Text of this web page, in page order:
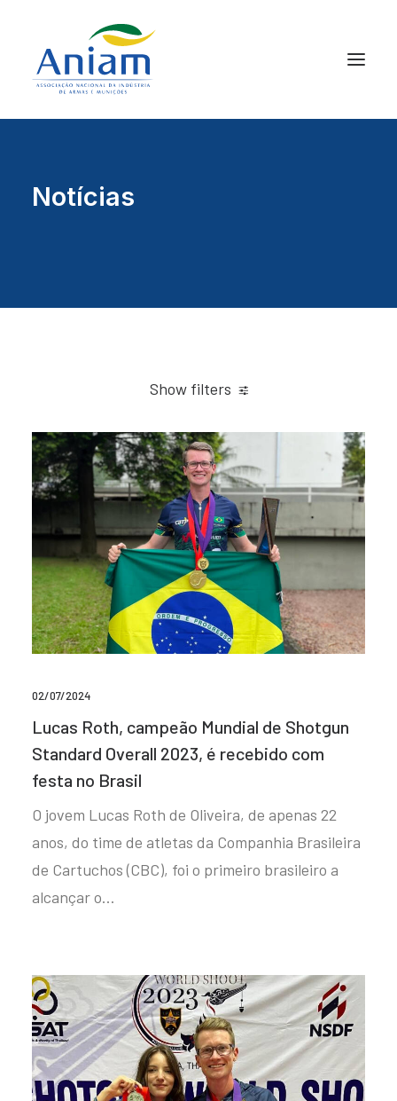
Notícias
Show filters
02/07/2024
Lucas Roth, campeão Mundial de Shotgun
Standard Overall 2023, é recebido com
festa no Brasil
O jovem Lucas Roth de Oliveira, de apenas 22
anos, do time de atletas da Companhia Brasileira
de Cartuchos (CBC), foi o primeiro brasileiro a
alcançar o…